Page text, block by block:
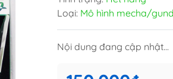
Loại: Mô hình mecha/
Nội dung đang cập nhật...